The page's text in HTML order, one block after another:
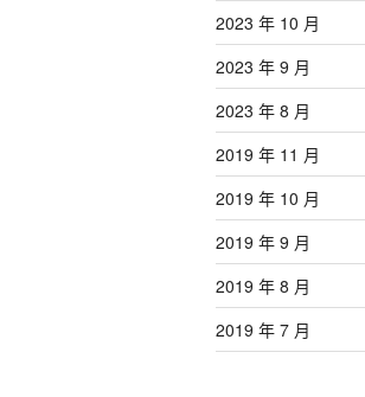
2023 年 10 月
2023 年 9 月
2023 年 8 月
2019 年 11 月
2019 年 10 月
2019 年 9 月
2019 年 8 月
2019 年 7 月